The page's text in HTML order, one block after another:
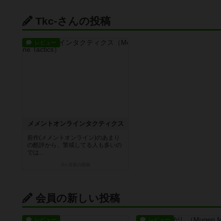
Tkc-さんの投稿
レビュー
メメントオンラインタクティクス
前作(メメントオンライン)のあまり
の酷評から、警戒してる人も多いの
では...
会員の新しい投稿
レビュー レビュー